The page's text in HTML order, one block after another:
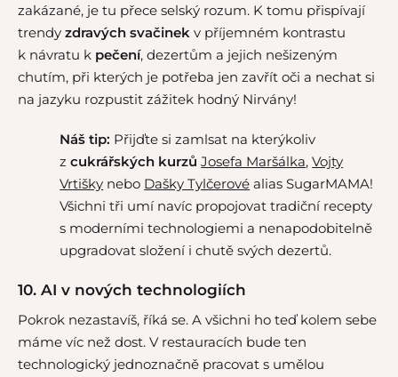
zakázané, je tu přece selský rozum. K tomu přispívají
trendy zdravých svačinek v příjemném kontrastu
k návratu k pečení, dezertům a jejich nešizeným
chutím, při kterých je potřeba jen zavřít oči a nechat si
na jazyku rozpustit zážitek hodný Nirvány!
Náš tip: Přijďte si zamlsat na kterýkoliv
zcukrářských kurzů Josefa Maršálka,Vojty
Vrtišky nebo Dašky Tylčerové alias SugarMAMA!
Všichni tři umí navíc propojovat tradiční recepty
s moderními technologiemi a nenapodobitelně
upgradovat složení i chutě svých dezertů.
10. AI v nových technologiích
Pokrok nezastavíš, říká se. A všichni ho teď kolem sebe
máme víc než dost. V restauracích bude ten
technologický jednoznačně pracovat s umělou